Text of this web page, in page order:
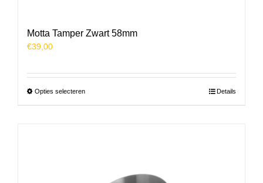
Motta Tamper Zwart 58mm
€39,00
Opties selecterenDit
Details